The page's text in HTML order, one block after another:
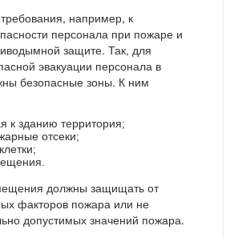
например, к
персонала при пожаре и
защите. Так, для
эвакуации персонала в
безопасные зоны. К ним
к зданию территория;
отсеки;
должны защищать от
факторов пожара или не
допустимых значений пожара.